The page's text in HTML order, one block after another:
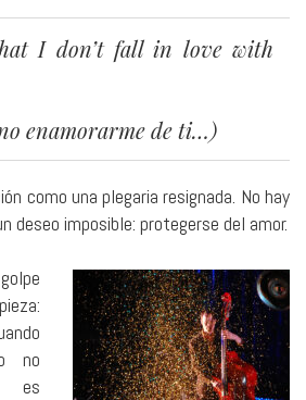
I don’t fall in love with
enamorarme de ti…)
como una plegaria resignada. No hay
deseo imposible: protegerse del amor.
no
es